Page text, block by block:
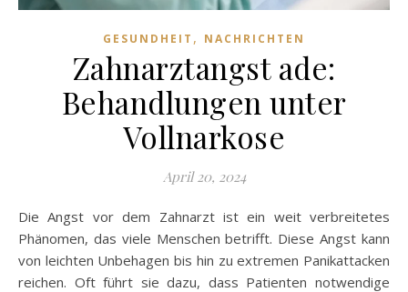
GESUNDHEIT , NACHRICHTEN
Zahnarztangst ade:
Behandlungen unter
Vollnarkose
April 20, 2024
Die Angst vor dem Zahnarzt ist ein weit verbreitetes
Phänomen, das viele Menschen betrifft. Diese Angst kann
von leichten Unbehagen bis hin zu extremen Panikattacken
reichen. Oft führt sie dazu, dass Patienten notwendige